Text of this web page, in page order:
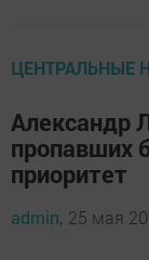
ЦЕНТРАЛЬНЫЕ
Александр
пропавших
приоритет
admin, 25 мая